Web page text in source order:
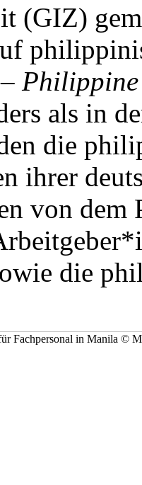
(GIZ)
Philippine
als in
die
ihrer
von dem
die